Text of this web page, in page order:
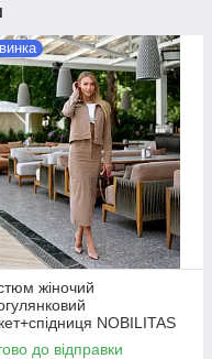
жіночий
NOBILITAS
бежевого кольору
до відправки